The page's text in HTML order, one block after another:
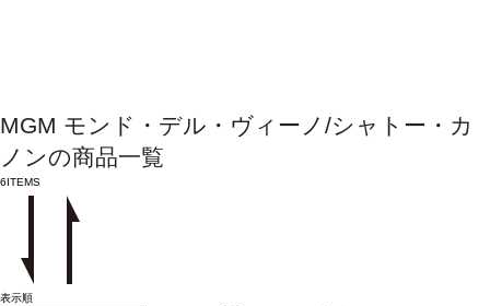
MGM モンド・デル・ヴィーノ/シャトー・カ
ノンの商品一覧
6ITEMS
表示順